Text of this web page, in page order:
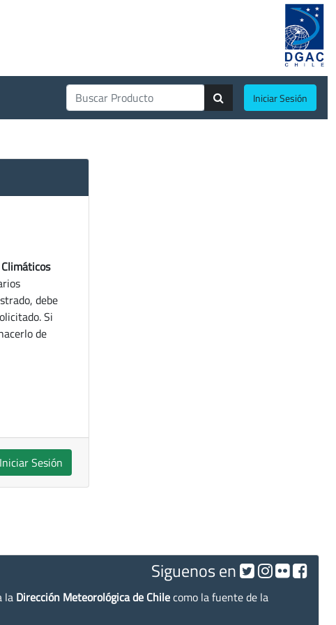
Iniciar Sesión
debe
Si
de
Iniciar Sesión
Siguenos en
la Dirección Meteorológica de Chilecomo la fuente de la